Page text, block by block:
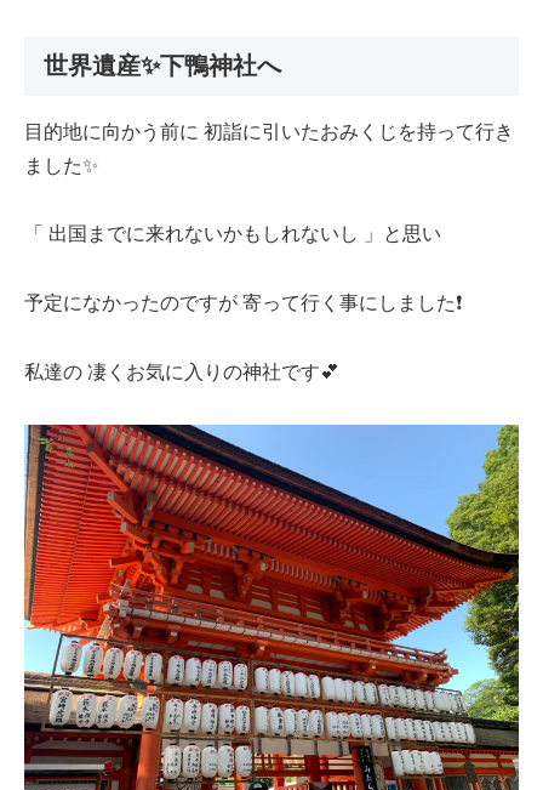
世界遺産✨下鴨神社へ
目的地に向かう前に 初詣に引いたおみくじを持って行き
ました✨
「 出国までに来れないかもしれないし 」と思い
予定になかったのですが 寄って行く事にしました❗️
私達の 凄くお気に入りの神社です💕